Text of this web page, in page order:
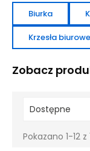
Biurka
Krzesła biurowe
Zobacz
Dostępne
Pokazano 1-12